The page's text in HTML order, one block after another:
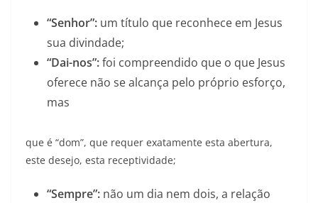
“Senhor”: um título que reconhece em Jesus
sua divindade;
“Dai-nos”:foi compreendido que o que Jesus
oferece não se alcança pelo próprio esforço,
mas
que é “dom”, que requer exatamente esta abertura,
este desejo, esta receptividade;
“Sempre”: não um dia nem dois, a relação